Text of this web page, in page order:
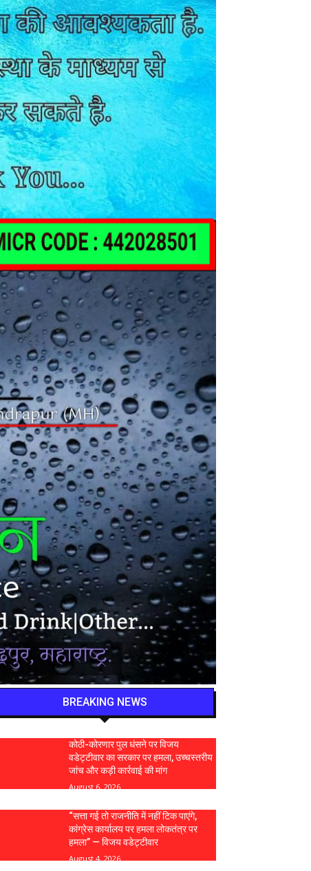
BREAKING NEWS
कोठी-कोरणार पुल धंसने पर विजय
वडेट्टीवार का सरकार पर हमला, उच्चस्तरीय
जांच और कड़ी कार्रवाई की मांग
August 6, 2026
“सत्ता गई तो राजनीति में नहीं टिक पाएंगे,
कांग्रेस कार्यालय पर हमला लोकतंत्र पर
हमला” — विजय वडेट्टीवार
August 4, 2026